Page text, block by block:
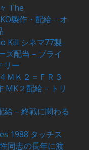
The
製作・配給 – オ
Kill シネマ77製
ズ配当 – ブライ
リー
ＭＫ２＝ＦＲ３
MK２配給 – トリ
給 – 終戦に関わる
1988 タッチス
同志の長年に渡